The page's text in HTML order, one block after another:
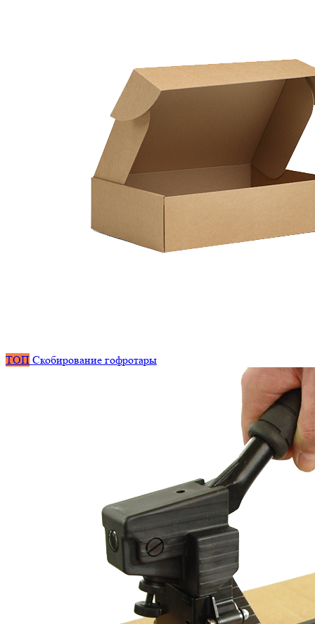
ТОП Скобирование гофротары